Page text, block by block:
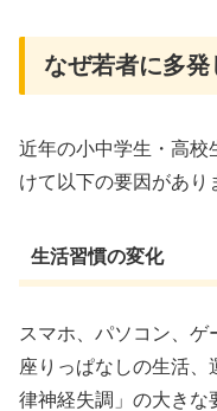
なぜ若者に多発
近年の小中学生・高校
けて以下の要因があり
生活習慣の変化
スマホ、パソコン、
座りっぱなしの生活、
律神経失調」の大きな